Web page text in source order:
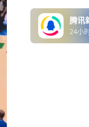
腾讯
24小